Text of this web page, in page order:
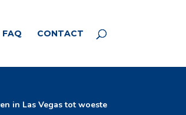
FAQ CONTACT
in Las Vegas tot woeste